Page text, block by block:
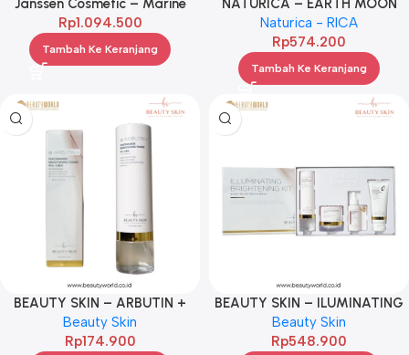
Collagen Selection
Rp1.094.500
Tambah Ke Keranjang
SHAMPO 250ML
Naturica - RICA
Rp574.200
Tambah Ke Keranjang
BEAUTY SKIN – ARBUTIN +
NIACINAMIDE TONER 120ML
Beauty Skin
Rp174.900
BEAUTY SKIN – ILUMINATING
BRIGHTENING KIT BOX
Beauty Skin
Rp548.900